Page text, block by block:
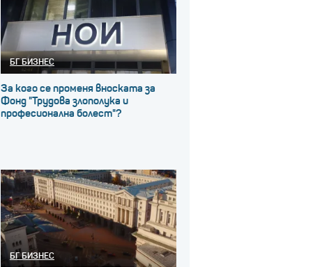
БГ БИЗНЕС
За кого се променя вноската за
Фонд "Трудова злополука и
професионална болест"?
БГ БИЗНЕС